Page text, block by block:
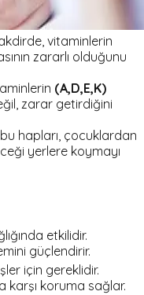
vitaminlerin
zararlı olduğunu
(A,D,E,K)
zarar getirdiğini
hapları, çocuklardan
yerlere koymayı
etkilidir.
güçlendirir.
için gereklidir.
karşı koruma sağlar.